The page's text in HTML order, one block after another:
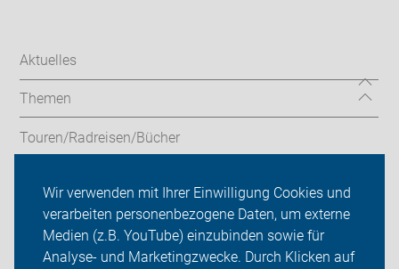
Wir verwenden mit Ihrer Einwilligung Cookies und
verarbeiten personenbezogene Daten, um externe
Medien (z.B. YouTube) einzubinden sowie für
Analyse- und Marketingzwecke. Durch Klicken auf
Aktuelles
Themen
Touren/Radreisen/Bücher
ADFC Leverkusen
Sei dabei